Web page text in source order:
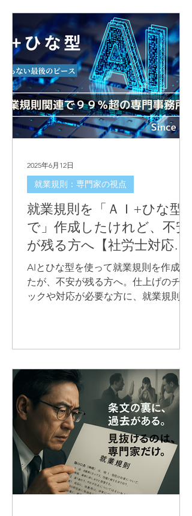
就業規則を「ＡＩ+ひな型
で」作成したけれど、不安
が残る方へ【社労士対応の
料金】
AIとひな型を使って就業規則を作成し
たが、不安が残る方へ。仕上げのチェ
ックや対応が必要な方に、就業規則に
就業規則：専門家の視点
2025年6月12日